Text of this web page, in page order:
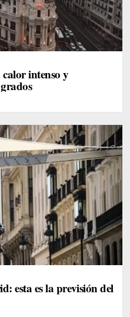
intenso y
esta es la previsión del